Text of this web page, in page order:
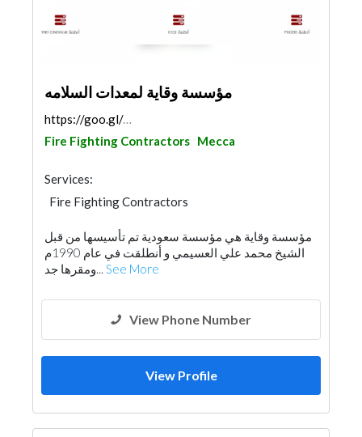
مؤسسة وقاية لمعدات السلامه
https://goo.gl/maps/vXTqHVDySemfmW188
Fire Fighting Contractors Mecca
Services:
Fire Fighting Contractors
مؤسسة وقاية هي مؤسسة سعودية تم تأسيسها من قبل
الشيخ محمد علي العسيمي و أنطلقت في عام 1990م
ومقرها جد... See More
View Phone Number
View Profile